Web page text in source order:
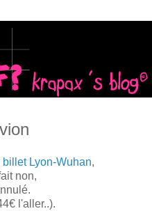
Lyon-Wuhan,
non,
l'aller..).